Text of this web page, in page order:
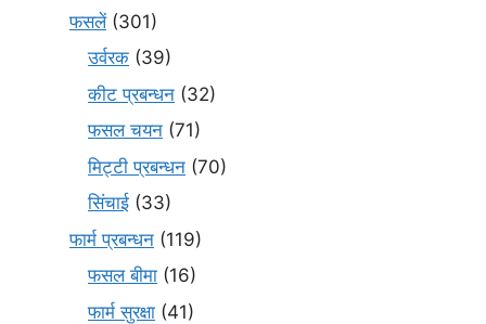
फसलें(301)
उर्वरक (39)
कीट प्रबन्धन (32)
फसल चयन (71)
मि‌ट्टी प्रबन्धन (70)
सिंचाई (33)
फार्म प्रबन्धन (119)
फसल बीमा (16)
फार्म सुरक्षा (41)